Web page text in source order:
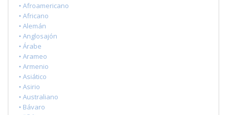
• Afroamericano
• Africano
• Alemán
• Anglosajón
• Árabe
• Arameo
• Armenio
• Asiático
• Asirio
• Australiano
• Bávaro